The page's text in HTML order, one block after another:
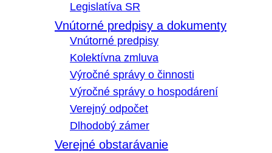
Legislatíva SR
Vnútorné predpisy a dokumenty
Vnútorné predpisy
Kolektívna zmluva
Výročné správy o činnosti
Výročné správy o hospodárení
Verejný odpočet
Dlhodobý zámer
Verejné obstarávanie